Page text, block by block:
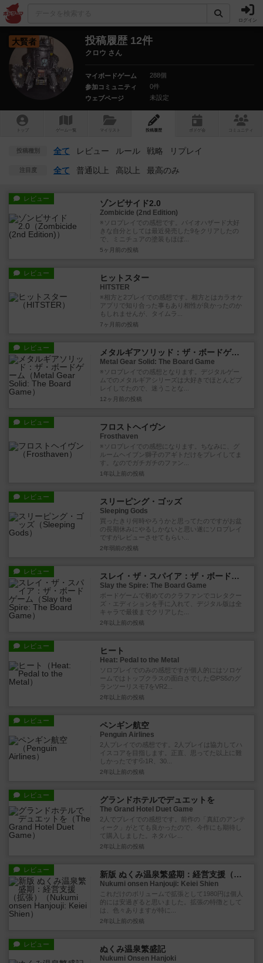
ログイン
大賢者 投稿履歴 12件
クロウ さん
マイボードゲーム
288個
参加コミュニティ
0件
ウェブページ
未設定
トップ ゲーム一覧 マイリスト 投稿履歴 ボ ドゲ コミュニティ
投稿種別 全て レビュー ルール 戦略 リプレイ
注目度 全て 普通以上 高以上 最高のみ
レビュー ゾンビサイド2.0
Zombicide (2nd Edition)
※ソロプレイでの感想です。バイオハザード大好
きな自分としては最近発売した9をクリアしたの
で、ミニチュアの塗装もほぼ...
5ヶ月前 の投稿
レビュー ヒットスター
HITSTER
※相方と2プレイでの感想です。相方とはカラオケ
アプリで知り合った事もあり相性が良かったのか
もしれませんが、タイムラ...
7ヶ月前 の投稿
レビュー メタルギアソリッド：ザ・ボードゲーム
Metal Gear Solid: The Board Game
※ソロプレイでの感想となります。デジタルゲー
ムでのメタルギアシリーズは大好きでほとんどプ
レイしてたので、迷うことな...
12ヶ月前 の投稿
レビュー フロストヘイヴン
Frosthaven
※ソロプレイでの感想になります。ちなみに、グ
ルームヘイブン獅子のアギトだけをプレイしてま
す。なのでガチガチのファン...
1年以上前 の投稿
レビュー スリーピング・ゴッズ
Sleeping Gods
買ったきり何時やろうかと思ってたのですがお盆
の長期休みにやるしかないと思い遂にソロプレイ
ですがレビューさせてもらい...
2年弱前 の投稿
レビュー スレイ・ザ・スパイア：ザ・ボードゲーム
Slay the Spire: The Board Game
ボードゲームで初めてのクラファンでコレタクー
ズ・エディションを手に入れて、デジタル版は全
キャラで最後までクリアした...
2年以上前 の投稿
レビュー ヒート
Heat: Pedal to the Metal
ソロプレイでのみの感想ですが個人的にはソロゲ
ームではトップクラスの面白さでした😊PS5のグ
ランツーリスモ7をVR2...
2年以上前 の投稿
レビュー ペンギン航空
Penguin Airlines
2人プレイでの感想です。2人プレイは協力してハ
イスコアを目指します。正直、思ってた以上に難
しかったです💦1R、30...
2年以上前 の投稿
レビュー グランドホテルでデュエットを
The Grand Hotel Duet Game
2人でプレイでの感想です。前作の「真紅のアンテ
ィーク」がとても良かったので、今作にも期待し
て購入しました。ネタバレ...
2年以上前 の投稿
レビュー 新版 ぬくみ温泉繁盛期：経営支援（拡張）
Nukumi onsen Hanjouji: Keiei Shien
これだけのボリュームで拡張として1980円は個人
的には安過ぎると思いました。拡張の特徴として
は、色々ありますが特に...
2年以上前 の投稿
レビュー ぬくみ温泉繁盛記
Nukumi Onsen Hanjoki